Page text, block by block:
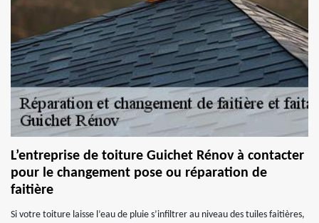
L’entreprise de toiture Guichet Rénov à contacter
pour le changement pose ou réparation de
faitière
Si votre toiture laisse l’eau de pluie s’infiltrer au niveau des tuiles faitières,